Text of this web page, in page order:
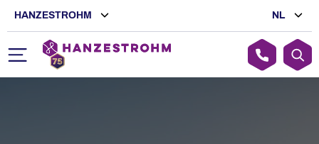
HANZESTROHM NL